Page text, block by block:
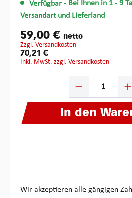
Verfügbar - Bei Ihnen in 1 - 9
Versandart und Lieferland
59,00 € netto
zzgl. Versandkosten
70,21 €
inkl. MwSt. zzgl. Versandkosten
In den
Wir akzeptieren alle gängigen